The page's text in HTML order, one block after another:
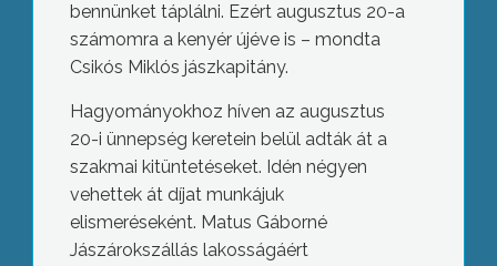
bennünket táplálni. Ezért augusztus 20-a
számomra a kenyér újéve is – mondta
Csikós Miklós jászkapitány.
Hagyományokhoz híven az augusztus
20-i ünnepség keretein belül adták át a
szakmai kitüntetéseket. Idén négyen
vehettek át díjat munkájuk
elismeréseként. Matus Gáborné
Jászárokszállás lakosságáért